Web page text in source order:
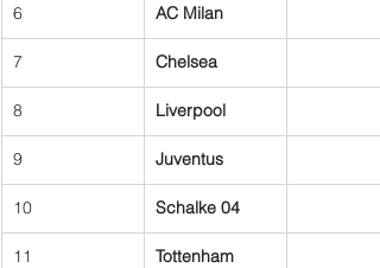
6 AC Milan
7 Chelsea
8 Liverpool
9 Juventus
10 Schalke 04
11
Tottenham